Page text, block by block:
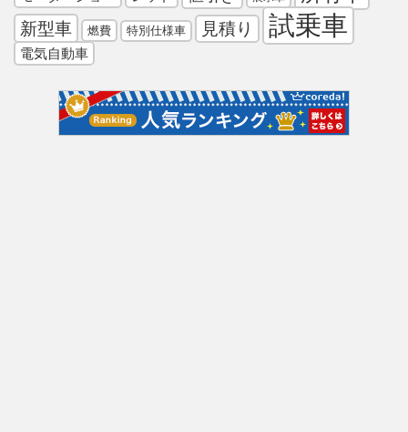
新型車 燃費 特別仕様車 見積り 試乗車
電気自動車